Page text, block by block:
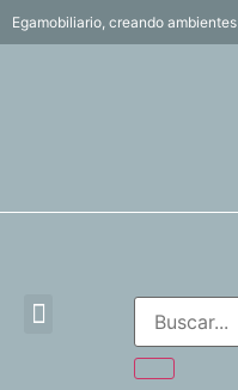
Egamobiliario, creando ambientes